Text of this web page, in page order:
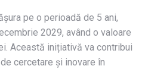
pe o perioadă de 5 ani,
2029, având o valoare
Această inițiativă va contribui
cercetare și inovare în